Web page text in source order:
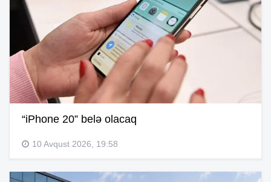
“iPhone 20” belə olacaq
10 Avqust 2026, 19:58